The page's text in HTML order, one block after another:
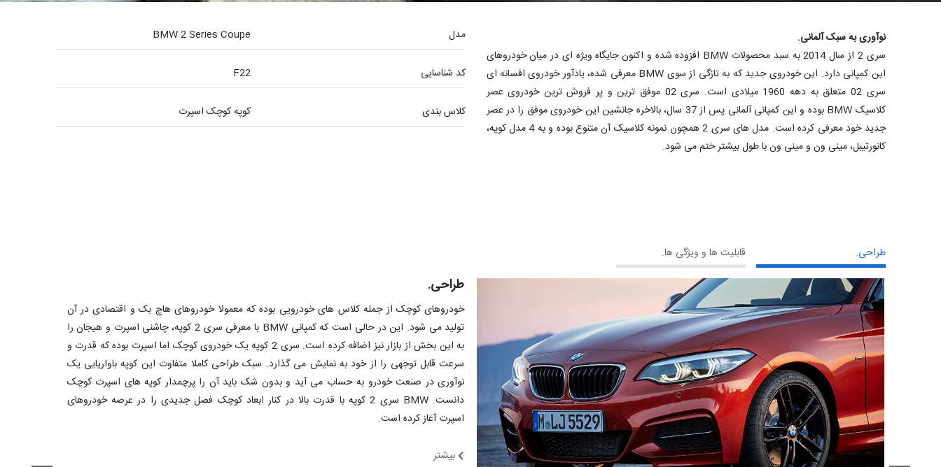
مدل BMW 2 Series Coupe
کد شناسایی F22
کلاس بندی کوپه کوچک اسپرت
نوآوری به سبک آلمانی.
سری 2 از سال 2014 به سبد محصولات BMW افزوده شده و اکنون جایگاه ویژه ای در میان خودروهای
این کمپانی دارد. این خودروی جدید که به تازگی از سوی BMW معرفی شده، یادآور خودروی افسانه ای
سری 02 متعلق به دهه 1960 میلادی است. سری 02 موفق ترین و پر فروش ترین خودروی عصر
کلاسیک BMW بوده و این کمپانی آلمانی پس از 37 سال، بالاخره جانشین این خودروی موفق را در عصر
جدید خود معرفی کرده است. مدل های سری 2 همچون نمونه کلاسیک آن متنوع بوده و به 4 مدل کوپه،
کانورتیبل، مینی ون و مینی ون با طول بیشتر ختم می شود.
طراحی. قابلیت ها و ویژگی ها.
طراحی.
خودروهای کوچک از جمله کلاس های خودرویی بوده که معمولا خودروهای هاچ بک و اقتصادی در آن
تولید می شود. این در حالی است که کمپانی BMW با معرفی سری 2 کوپه، چاشنی اسپرت و هیجان را
به این بخش از بازار نیز اضافه کرده است. سری 2 کوپه یک خودروی کوچک اما اسپرت بوده که قدرت و
سرعت قابل توجهی را از خود به نمایش می گذارد. سبک طراحی کاملا متفاوت این کوپه باواریایی یک
نوآوری در صنعت خودرو به حساب می آید و بدون شک باید آن را پرچمدار کوپه های اسپرت کوچک
دانست. BMW سری 2 کوپه با قدرت بالا در کنار ابعاد کوچک فصل جدیدی را در عرصه خودروهای
اسپرت آغاز کرده است.
بیشتر